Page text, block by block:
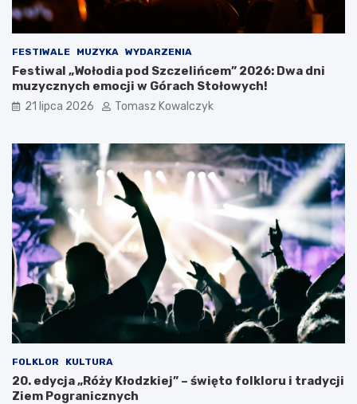
n
l
ą
s
k
g
o
O
t
w
a
r
c
i
a
W
a
k
a
c
j
i
P
s
k
i
c
FESTIWALE MUZYKA WYDARZENIA
Festiwal „Wołodia pod Szczelińcem” 2026: Dwa dni
muzycznych emocji w Górach Stołowych!
21 lipca 2026 Tomasz Kowalczyk
FOLKLOR KULTURA
20. edycja „Róży Kłodzkiej” – święto folkloru i tradycji
Ziem Pogranicznych